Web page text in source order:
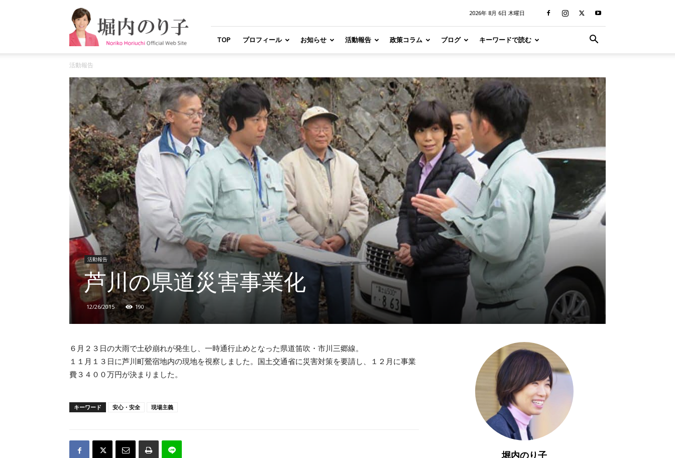
堀
内
の
り
オ
ィ
ャ
ル
ウ
ェ
ブ
サ
イ
ト
2026年 8月 6日 木曜日
TOP プロフィール お知らせ 活動報告 政策コラム ブログ キーワードで読む
活動報告
活動報告
芦川の県道災害事業化
12/26/2015 190
６月２３日の大雨で土砂崩れが発生し、一時通行止めとなった県道笛吹・市川三郷線。
１１月１３日に芦川町鶯宿地内の現地を視察しました。国土交通省に災害対策を要請し、１２月に事業
費３４００万円が決まりました。
キーワード 安心・安全 現場主義
堀内のり子